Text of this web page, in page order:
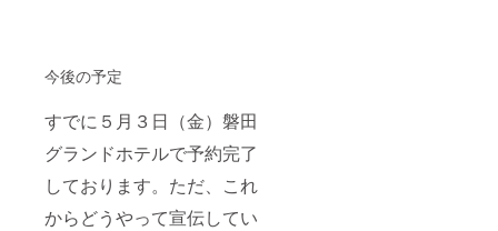
今後の予定
すでに５月３日（金）磐田
グランドホテルで予約完了
しております。ただ、これ
からどうやって宣伝してい